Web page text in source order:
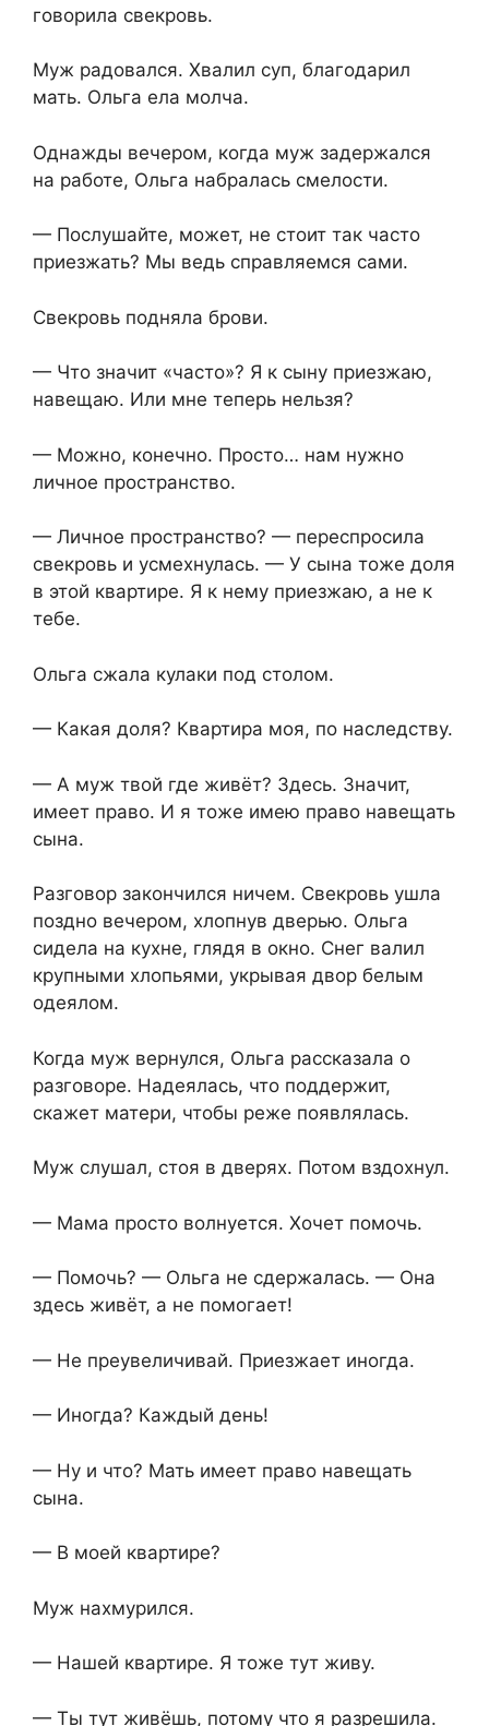
говорила свекровь.
Муж радовался. Хвалил суп, благодарил
мать. Ольга ела молча.
Однажды вечером, когда муж задержался
на работе, Ольга набралась смелости.
— Послушайте, может, не стоит так часто
приезжать? Мы ведь справляемся сами.
Свекровь подняла брови.
— Что значит «часто»? Я к сыну приезжаю,
навещаю. Или мне теперь нельзя?
— Можно, конечно. Просто… нам нужно
личное пространство.
— Личное пространство? — переспросила
свекровь и усмехнулась. — У сына тоже доля
в этой квартире. Я к нему приезжаю, а не к
тебе.
Ольга сжала кулаки под столом.
— Какая доля? Квартира моя, по наследству.
— А муж твой где живёт? Здесь. Значит,
имеет право. И я тоже имею право навещать
сына.
Разговор закончился ничем. Свекровь ушла
поздно вечером, хлопнув дверью. Ольга
сидела на кухне, глядя в окно. Снег валил
крупными хлопьями, укрывая двор белым
одеялом.
Когда муж вернулся, Ольга рассказала о
разговоре. Надеялась, что поддержит,
скажет матери, чтобы реже появлялась.
Муж слушал, стоя в дверях. Потом вздохнул.
— Мама просто волнуется. Хочет помочь.
— Помочь? — Ольга не сдержалась. — Она
здесь живёт, а не помогает!
— Не преувеличивай. Приезжает иногда.
— Иногда? Каждый день!
— Ну и что? Мать имеет право навещать
сына.
— В моей квартире?
Муж нахмурился.
— Нашей квартире. Я тоже тут живу.
— Ты тут живёшь, потому что я разрешила.